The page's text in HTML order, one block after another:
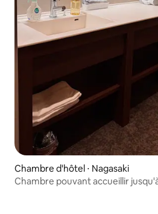
Chambre d'hôtel ⋅ Nagasaki
Chambre pouvant accueillir